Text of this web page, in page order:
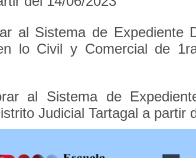
al Sistema de Expediente
lo Civil y Comercial de
al Sistema de
Judicial Tartagal a partir